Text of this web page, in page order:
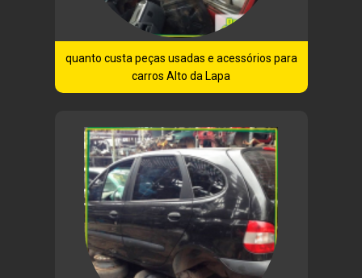
quanto custa peças usadas e acessórios para
carros Alto da Lapa